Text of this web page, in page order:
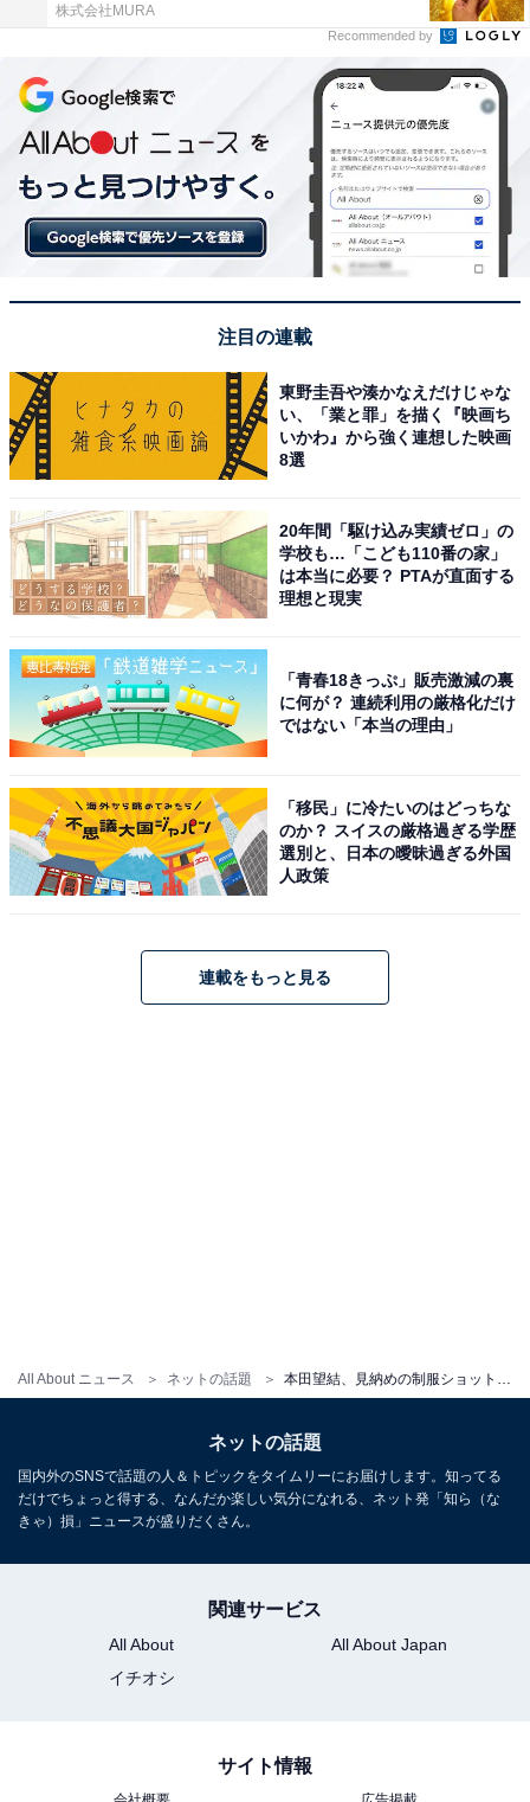
All About ニュース ネットの話題 本田望結、見納めの制服ショットで高校卒業を報告！ 「めっちゃ可愛いですね」「新しい旅立ちに幸あれ」
株式会社MURA
Recommended by
注目の連載
東野圭吾や湊かなえだけじゃな
い、「業と罪」を描く『映画ち
いかわ』から強く連想した映画
8選
20年間「駆け込み実績ゼロ」の
学校も…「こども110番の家」
は本当に必要？ PTAが直面する
理想と現実
「青春18きっぷ」販売激減の裏
に何が？ 連続利用の厳格化だけ
ではない「本当の理由」
「移民」に冷たいのはどっちな
のか？ スイスの厳格過ぎる学歴
選別と、日本の曖昧過ぎる外国
人政策
連載をもっと見る
ネットの話題
国内外のSNSで話題の人＆トピックをタイムリーにお届けします。知ってる
だけでちょっと得する、なんだか楽しい気分になれる、ネット発「知ら（な
きゃ）損」ニュースが盛りだくさん。
関連サービス
All About
All About Japan
イチオシ
サイト情報